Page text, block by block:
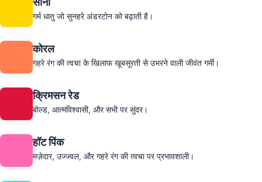
गर्म धातु जो सुनहरे अंडरटोन को बढ़ाती है।
कोरल
गहरे रंग की त्वचा के खिलाफ खूबसूरती से उभरने वाली जीवंत गर्मी।
क्रिमसन रेड
बोल्ड, आत्मविश्वासी, और सभी पर सुंदर।
हॉट पिंक
मज़ेदार, उज्ज्वल, और गहरे रंग की त्वचा पर प्रभावशाली।